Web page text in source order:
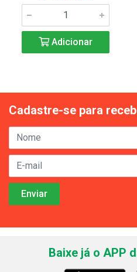
Adicionar
Cadastre-se para
Baixe já o APP